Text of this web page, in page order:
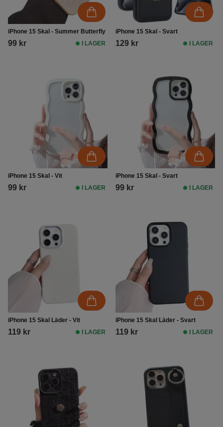
iPhone 15 Skal - Summer Butterfly
99 kr I LAGER
iPhone 15 Skal - Svart
129 kr I LAGER
iPhone 15 Skal - Vit
99 kr I LAGER
iPhone 15 Skal - Svart
99 kr I LAGER
iPhone 15 Skal Läder - Vit
119 kr I LAGER
iPhone 15 Skal Läder - Svart
119 kr I LAGER